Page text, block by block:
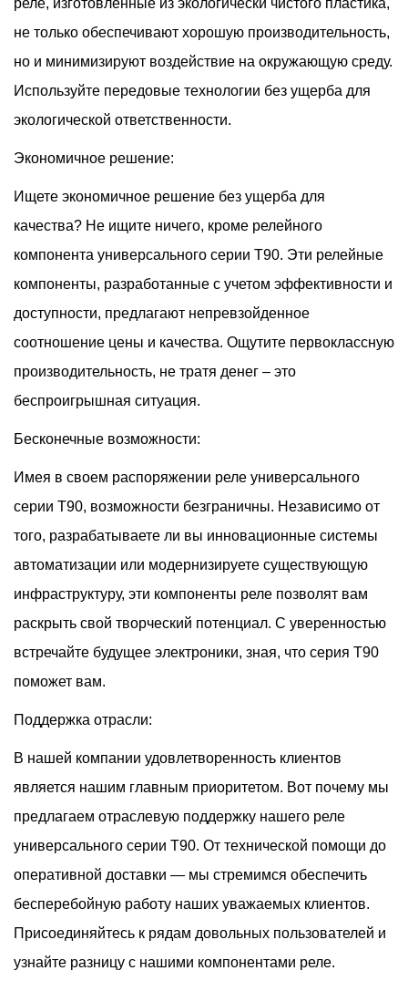
реле, изготовленные из экологически чистого пластика,
не только обеспечивают хорошую производительность,
но и минимизируют воздействие на окружающую среду.
Используйте передовые технологии без ущерба для
экологической ответственности.
Экономичное решение:
Ищете экономичное решение без ущерба для
качества? Не ищите ничего, кроме релейного
компонента универсального серии T90. Эти релейные
компоненты, разработанные с учетом эффективности и
доступности, предлагают непревзойденное
соотношение цены и качества. Ощутите первоклассную
производительность, не тратя денег – это
беспроигрышная ситуация.
Бесконечные возможности:
Имея в своем распоряжении реле универсального
серии T90, возможности безграничны. Независимо от
того, разрабатываете ли вы инновационные системы
автоматизации или модернизируете существующую
инфраструктуру, эти компоненты реле позволят вам
раскрыть свой творческий потенциал. С уверенностью
встречайте будущее электроники, зная, что серия T90
поможет вам.
Поддержка отрасли:
В нашей компании удовлетворенность клиентов
является нашим главным приоритетом. Вот почему мы
предлагаем отраслевую поддержку нашего реле
универсального серии T90. От технической помощи до
оперативной доставки — мы стремимся обеспечить
бесперебойную работу наших уважаемых клиентов.
Присоединяйтесь к рядам довольных пользователей и
узнайте разницу с нашими компонентами реле.